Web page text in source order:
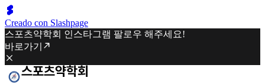
Creado con Slashpage
스포츠약학회 인스타그램 팔로우 해주세요!
바로가기